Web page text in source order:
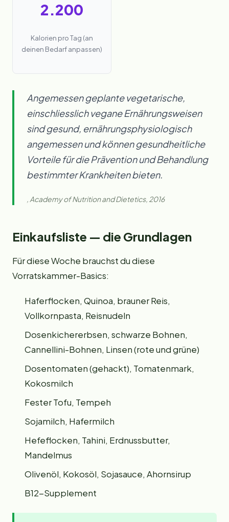
2.200
Kalorien pro Tag (an
deinen Bedarf anpassen)
Angemessen geplante vegetarische,
einschliesslich vegane Ernährungsweisen
sind gesund, ernährungsphysiologisch
angemessen und können gesundheitliche
Vorteile für die Prävention und Behandlung
bestimmter Krankheiten bieten.
, Academy of Nutrition and Dietetics, 2016
Einkaufsliste — die Grundlagen
Für diese Woche brauchst du diese
Vorratskammer-Basics:
Haferflocken, Quinoa, brauner Reis,
Vollkornpasta, Reisnudeln
Dosenkichererbsen, schwarze Bohnen,
Cannellini-Bohnen, Linsen (rote und grüne)
Dosentomaten (gehackt), Tomatenmark,
Kokosmilch
Fester Tofu, Tempeh
Sojamilch, Hafermilch
Hefeflocken, Tahini, Erdnussbutter,
Mandelmus
Olivenöl, Kokosöl, Sojasauce, Ahornsirup
B12-Supplement